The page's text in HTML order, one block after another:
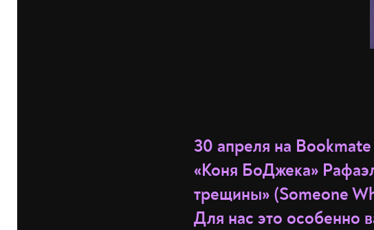
30 апреля на
«Коня БоДжека»
трещины» (Someone
Для нас это особенно